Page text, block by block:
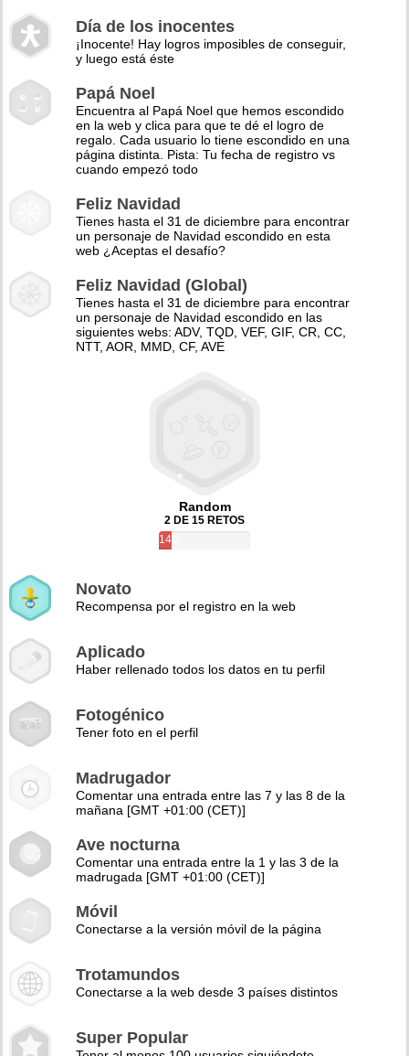
Día de los inocentes
¡Inocente! Hay logros imposibles de conseguir,
y luego está éste
Papá Noel
Encuentra al Papá Noel que hemos escondido
en la web y clica para que te dé el logro de
regalo. Cada usuario lo tiene escondido en una
página distinta. Pista: Tu fecha de registro vs
cuando empezó todo
Feliz Navidad
Tienes hasta el 31 de diciembre para encontrar
un personaje de Navidad escondido en esta
web ¿Aceptas el desafío?
Feliz Navidad (Global)
Tienes hasta el 31 de diciembre para encontrar
un personaje de Navidad escondido en las
siguientes webs: ADV, TQD, VEF, GIF, CR, CC,
NTT, AOR, MMD, CF, AVE
Random
2 DE 15 RETOS
14%
Novato
Recompensa por el registro en la web
Aplicado
Haber rellenado todos los datos en tu perfil
Fotogénico
Tener foto en el perfil
Madrugador
Comentar una entrada entre las 7 y las 8 de la
mañana [GMT +01:00 (CET)]
Ave nocturna
Comentar una entrada entre la 1 y las 3 de la
madrugada [GMT +01:00 (CET)]
Móvil
Conectarse a la versión móvil de la página
Trotamundos
Conectarse a la web desde 3 países distintos
Super Popular